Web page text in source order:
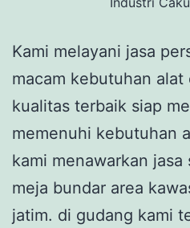
Kami melayani jasa
macam kebutuhan
kualitas terbaik siap
memenuhi kebutuhan
kami menawarkan
meja bundar area
jatim. di gudang kami